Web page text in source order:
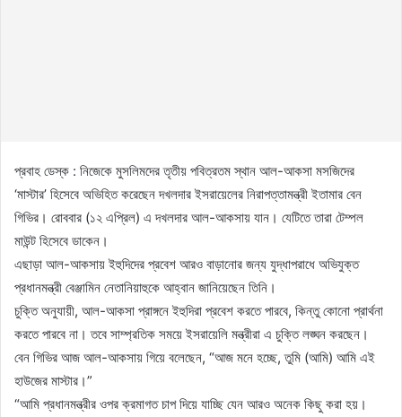
প্রবাহ ডেস্ক : নিজেকে মুসলিমদের তৃতীয় পবিত্রতম স্থান আল-আকসা মসজিদের
‘মাস্টার’ হিসেবে অভিহিত করেছেন দখলদার ইসরায়েলের নিরাপত্তামন্ত্রী ইতামার বেন
গিভির। রোববার (১২ এপ্রিল) এ দখলদার আল-আকসায় যান। যেটিতে তারা টেম্পল
মাউন্ট হিসেবে ডাকেন।
এছাড়া আল-আকসায় ইহুদিদের প্রবেশ আরও বাড়ানোর জন্য যুদ্ধাপরাধে অভিযুক্ত
প্রধানমন্ত্রী বেঞ্জামিন নেতানিয়াহুকে আহ্বান জানিয়েছেন তিনি।
চুক্তি অনুযায়ী, আল-আকসা প্রাঙ্গনে ইহুদিরা প্রবেশ করতে পারবে, কিন্তু কোনো প্রার্থনা
করতে পারবে না। তবে সাম্প্রতিক সময়ে ইসরায়েলি মন্ত্রীরা এ চুক্তি লঙ্ঘন করছেন।
বেন গিভির আজ আল-আকসায় গিয়ে বলেছেন, “আজ মনে হচ্ছে, তুমি (আমি) আমি এই
হাউজের মাস্টার।”
“আমি প্রধানমন্ত্রীর ওপর ক্রমাগত চাপ দিয়ে যাচ্ছি যেন আরও অনেক কিছু করা হয়।